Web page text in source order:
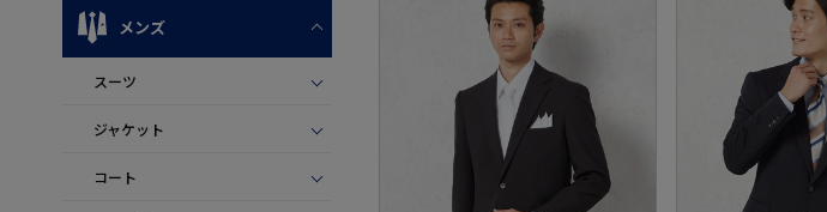
メンズ
スーツ
ジャケット
コート